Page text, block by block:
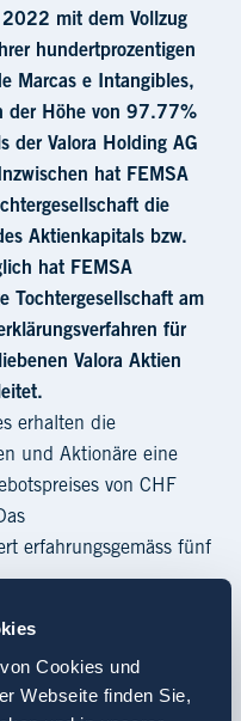
Cookies und
Webseite finden Sie,
mit dem Vollzug
hundertprozentigen
Marcas e Intangibles,
der Höhe von 97.77%
der Valora Holding AG
hat FEMSA
die
Aktienkapitals bzw.
hat FEMSA
Tochtergesellschaft am
für
Valora Aktien
erhalten die
und Aktionäre eine
von CHF
erfahrungsgemäss fünf
vom
bei der SIX
der Valora Aktien auf